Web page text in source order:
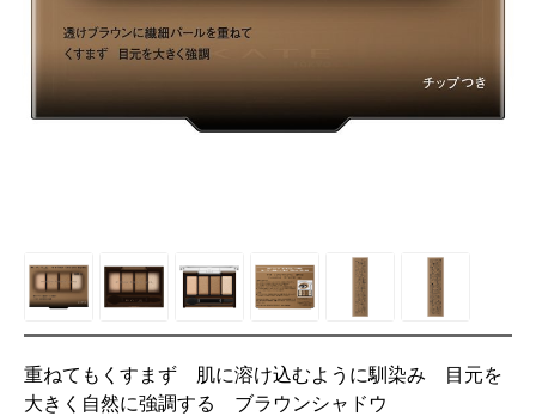
重ねてもくすまず 肌に溶け込むように馴染み 目元を
大きく自然に強調する ブラウンシャドウ